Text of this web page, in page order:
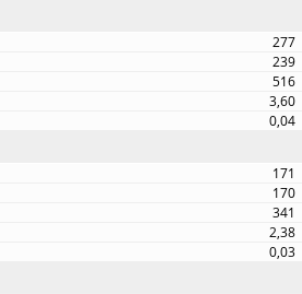
277
239
516
3,60
0,04
171
170
341
2,38
0,03